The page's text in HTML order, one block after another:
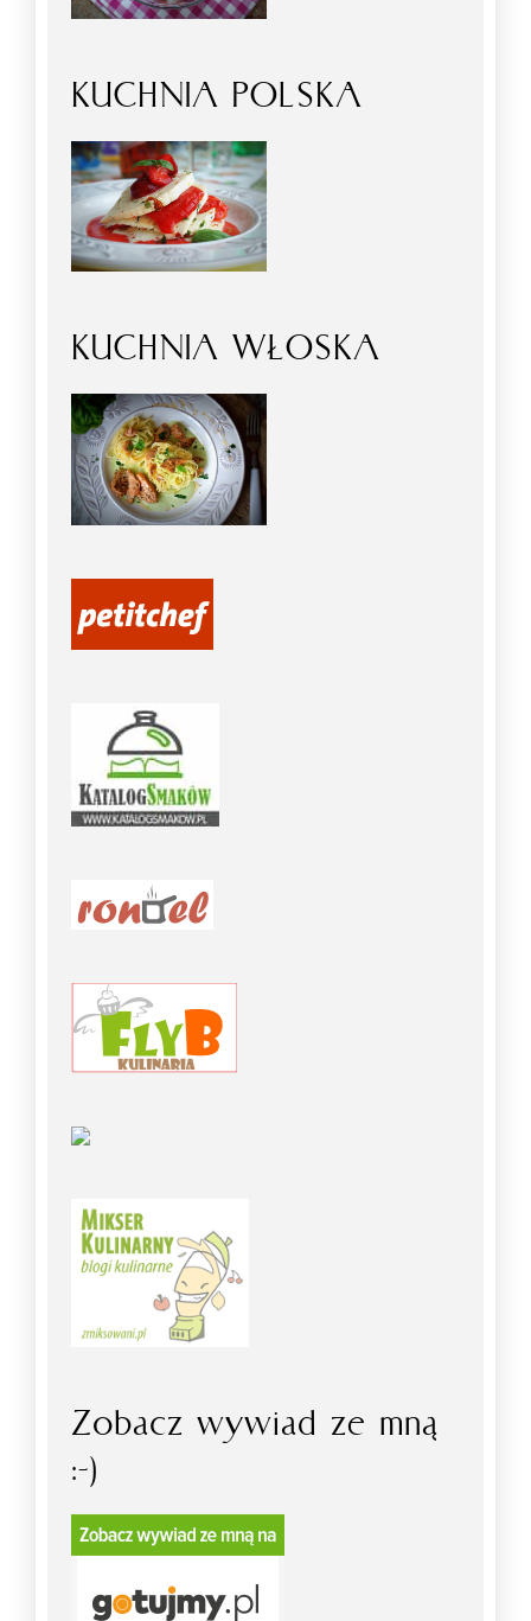
KUCHNIA POLSKA
KUCHNIA WŁOSKA
Zobacz wywiad ze mną
:-)